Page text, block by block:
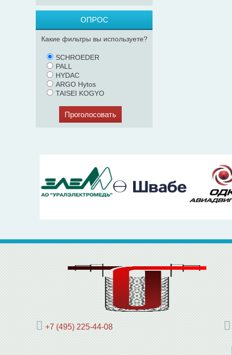
ОПРОС
Какие фильтры вы используете?
SCHROEDER
PALL
HYDAC
ARGO Hytos
TAISEI KOGYO
Проголосовать
+7 (495) 225-44-08